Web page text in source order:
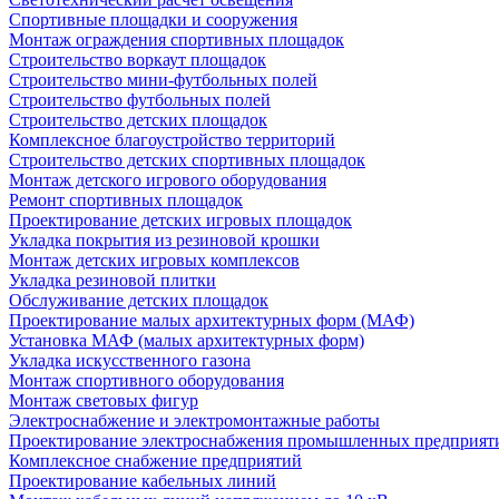
Спортивные площадки и сооружения
Монтаж ограждения спортивных площадок
Строительство воркаут площадок
Строительство мини-футбольных полей
Строительство футбольных полей
Строительство детских площадок
Комплексное благоустройство территорий
Строительство детских спортивных площадок
Монтаж детского игрового оборудования
Ремонт спортивных площадок
Проектирование детских игровых площадок
Укладка покрытия из резиновой крошки
Монтаж детских игровых комплексов
Укладка резиновой плитки
Обслуживание детских площадок
Проектирование малых архитектурных форм (МАФ)
Установка МАФ (малых архитектурных форм)
Укладка искусственного газона
Монтаж спортивного оборудования
Монтаж световых фигур
Электроснабжение и электромонтажные работы
Проектирование электроснабжения промышленных
Комплексное снабжение предприятий
Проектирование кабельных линий